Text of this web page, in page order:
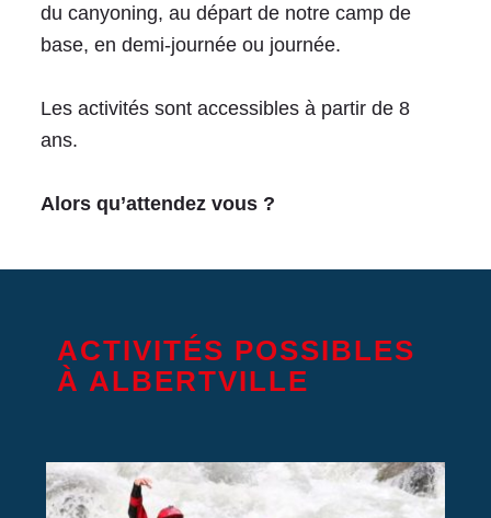
du canyoning, au départ de notre camp de
base, en demi-journée ou journée.
Les activités sont accessibles à partir de 8
ans.
Alors qu’attendez vous ?
ACTIVITÉS POSSIBLES
À ALBERTVILLE